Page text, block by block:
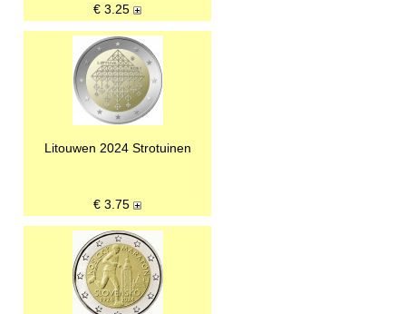
€ 3.25
Litouwen 2024 Strotuinen
€ 3.75